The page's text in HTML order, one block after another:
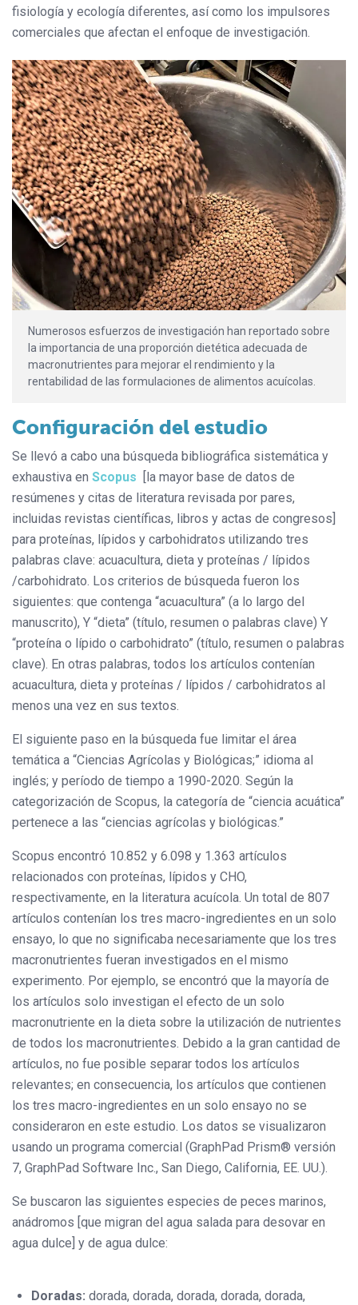
fisiología y ecología diferentes, así como los impulsores
comerciales que afectan el enfoque de investigación.
Numerosos esfuerzos de investigación han reportado sobre
la importancia de una proporción dietética adecuada de
macronutrientes para mejorar el rendimiento y la
rentabilidad de las formulaciones de alimentos acuícolas.
Configuración del estudio
Se llevó a cabo una búsqueda bibliográfica sistemática y
exhaustiva en Scopus [la mayor base de datos de
resúmenes y citas de literatura revisada por pares,
incluidas revistas científicas, libros y actas de congresos]
para proteínas, lípidos y carbohidratos utilizando tres
palabras clave: acuacultura, dieta y proteínas / lípidos
/carbohidrato. Los criterios de búsqueda fueron los
siguientes: que contenga “acuacultura” (a lo largo del
manuscrito), Y “dieta” (título, resumen o palabras clave) Y
“proteína o lípido o carbohidrato” (título, resumen o palabras
clave). En otras palabras, todos los artículos contenían
acuacultura, dieta y proteínas / lípidos / carbohidratos al
menos una vez en sus textos.
El siguiente paso en la búsqueda fue limitar el área
temática a “Ciencias Agrícolas y Biológicas;” idioma al
inglés; y período de tiempo a 1990-2020. Según la
categorización de Scopus, la categoría de “ciencia acuática”
pertenece a las “ciencias agrícolas y biológicas.”
Scopus encontró 10.852 y 6.098 y 1.363 artículos
relacionados con proteínas, lípidos y CHO,
respectivamente, en la literatura acuícola. Un total de 807
artículos contenían los tres macro-ingredientes en un solo
ensayo, lo que no significaba necesariamente que los tres
macronutrientes fueran investigados en el mismo
experimento. Por ejemplo, se encontró que la mayoría de
los artículos solo investigan el efecto de un solo
macronutriente en la dieta sobre la utilización de nutrientes
de todos los macronutrientes. Debido a la gran cantidad de
artículos, no fue posible separar todos los artículos
relevantes; en consecuencia, los artículos que contienen
los tres macro-ingredientes en un solo ensayo no se
consideraron en este estudio. Los datos se visualizaron
usando un programa comercial (GraphPad Prism® versión
7, GraphPad Software Inc., San Diego, California, EE. UU.).
Se buscaron las siguientes especies de peces marinos,
anádromos [que migran del agua salada para desovar en
agua dulce] y de agua dulce:
Doradas: dorada, dorada, dorada, dorada, dorada,